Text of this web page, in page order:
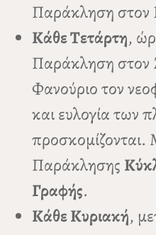
Παράκληση στον
Κάθε Τετάρτη,
Παράκληση στον
Φανούριο τον
και ευλογία των
προσκομίζονται.
Παράκλησης
Γραφής.
Κάθε Κυριακή,